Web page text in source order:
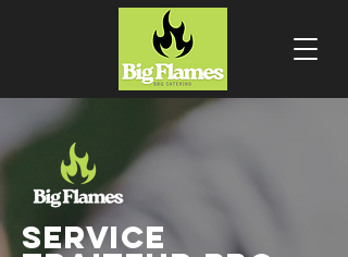
SERVICE